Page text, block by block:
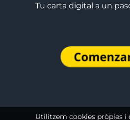
Tu carta digital a un
Utilitzem cookies pròpies i